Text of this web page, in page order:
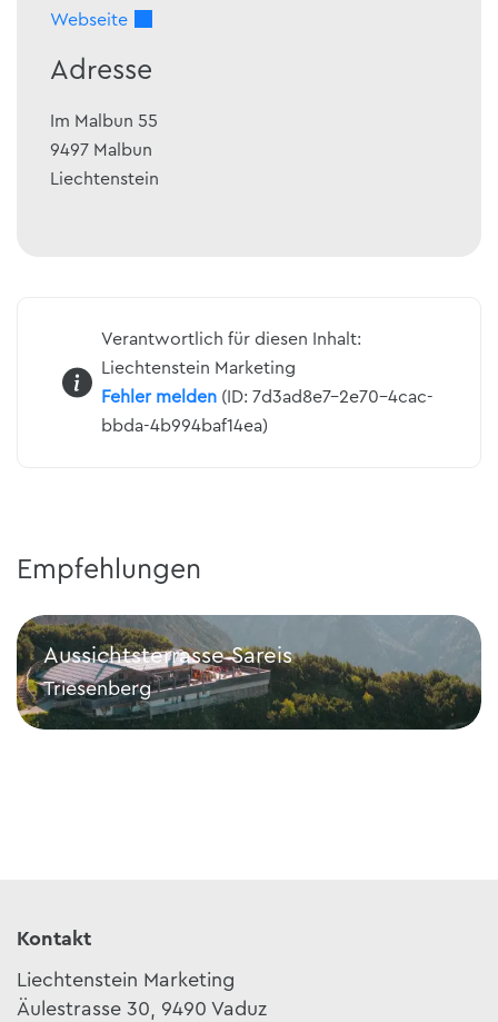
Webseite
Adresse
Im Malbun 55
9497 Malbun
Liechtenstein
Verantwortlich für diesen Inhalt:
Liechtenstein Marketing
Fehler melden(ID: 7d3ad8e7-2e70-4cac-
bbda-4b994baf14ea)
Empfehlungen
Aussichtsterrasse Sareis
Triesenberg
Aussichtsterrasse Sareis
Kontakt
Liechtenstein Marketing
Äulestrasse 30, 9490 Vaduz